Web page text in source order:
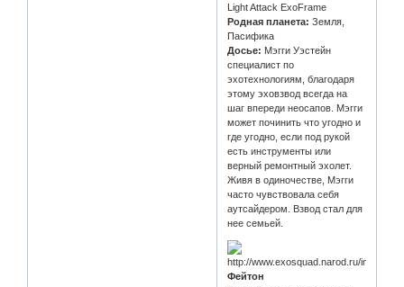
Light Attack ExoFrame
Родная планета: Земля,
Пасифика
Досье: Мэгги Уэстейн
специалист по
эхотехнологиям, благодаря
этому эховзвод всегда на
шаг впереди неосапов. Мэгги
может починить что угодно и
где угодно, если под рукой
есть инструменты или
верный ремонтный эхолет.
Живя в одиночестве, Мэгги
часто чувствовала себя
аутсайдером. Взвод стал для
нее семьей.
Фейтон